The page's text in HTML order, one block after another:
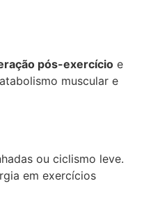
pós-exercício e
muscular e
ou ciclismo leve.
em exercícios